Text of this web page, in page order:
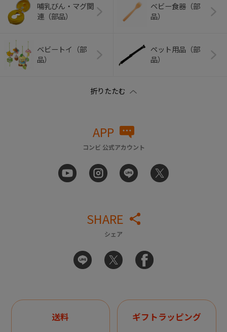
哺乳びん・マグ関
連（部品）
ベビー食器（部
品）
ベビートイ（部
品）
ペット用品（部
品）
APP
コンビ 公式アカウント
SHARE
シェア
送料 ギフトラッピング